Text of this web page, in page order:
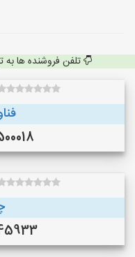
تلفن فروشنده ها